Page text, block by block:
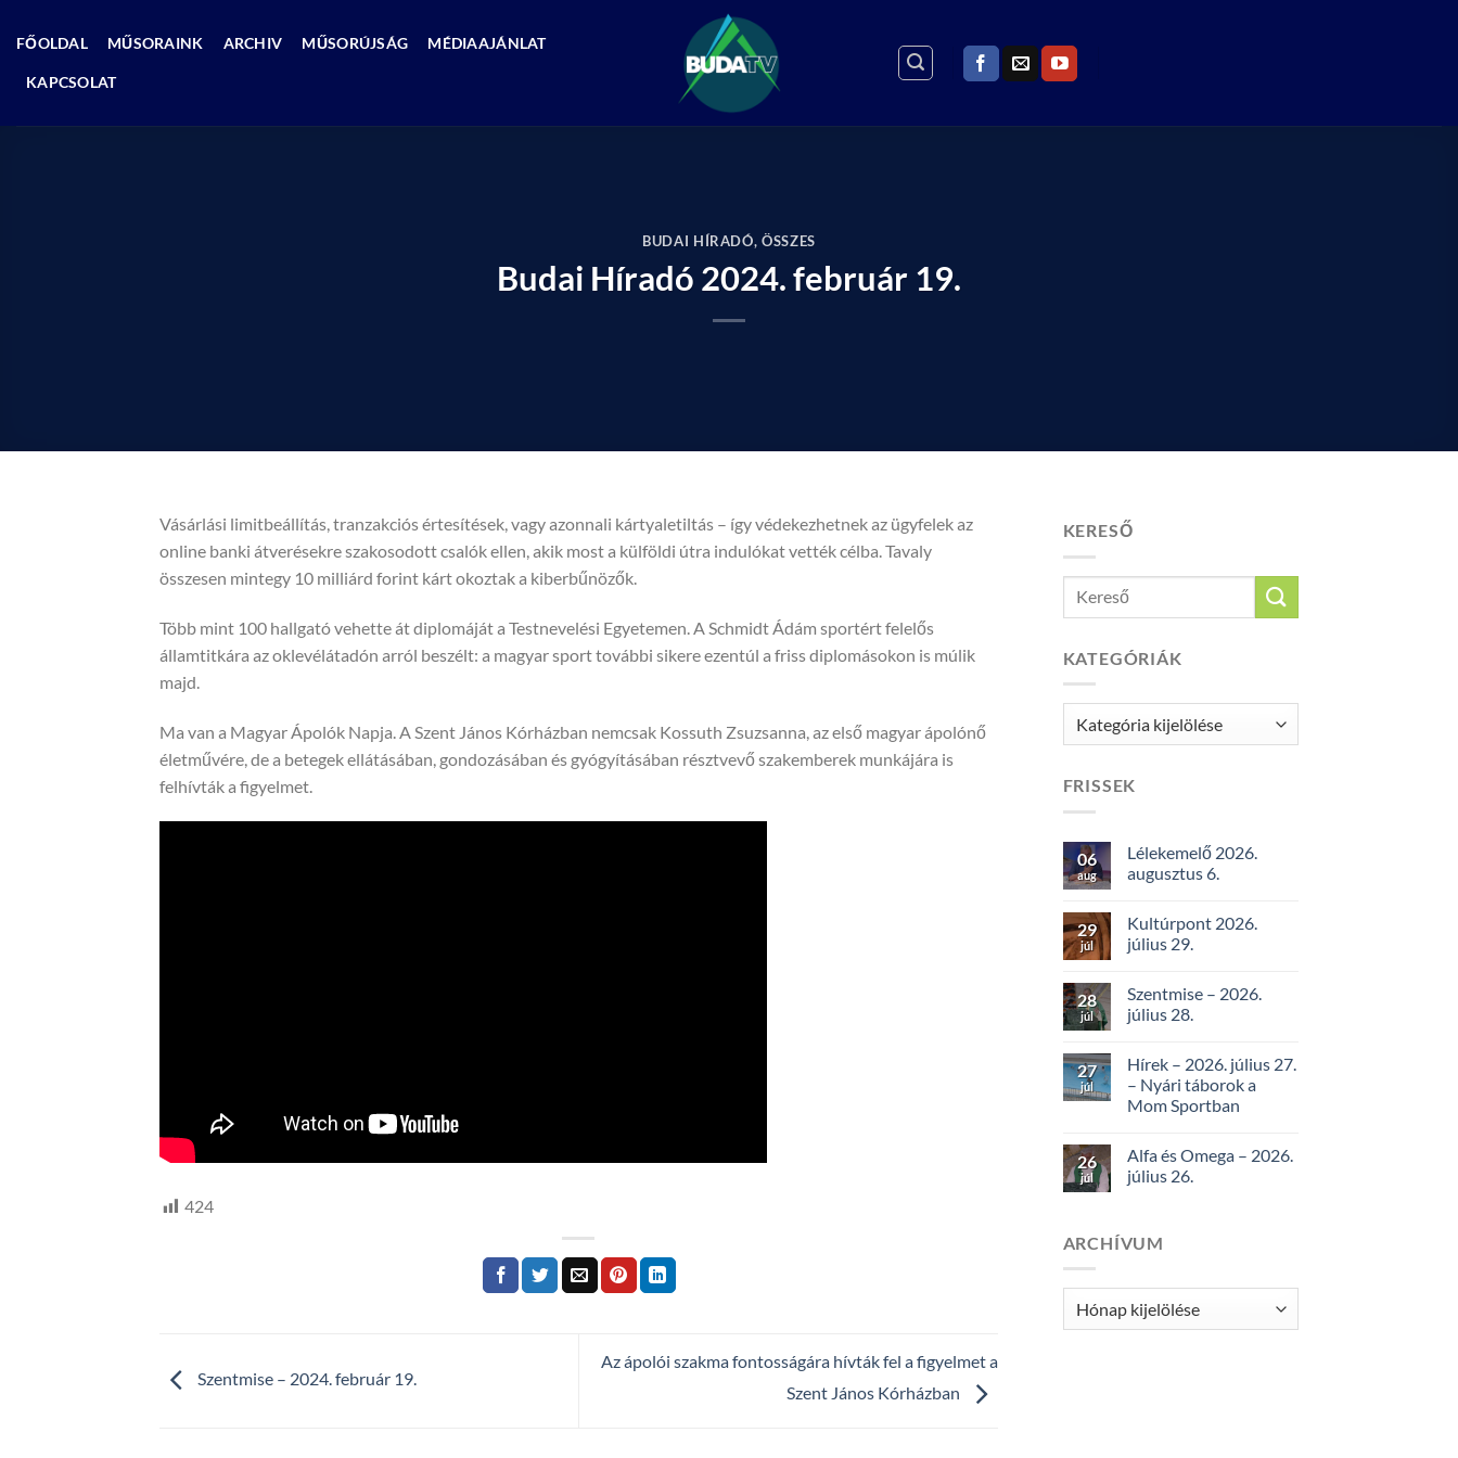
FŐOLDAL MŰSORAINK ARCHIV MŰSORÚJSÁG MÉDIAAJÁNLAT
KAPCSOLAT
BUDAI HÍRADÓ,ÖSSZES
Budai Híradó 2024. február 19.
Vásárlási limitbeállítás, tranzakciós értesítések, vagy azonnali kártyaletiltás – így védekezhetnek az ügyfelek az
online banki átverésekre szakosodott csalók ellen, akik most a külföldi útra indulókat vették célba. Tavaly
összesen mintegy 10 milliárd forint kárt okoztak a kiberbűnözők.
Több mint 100 hallgató vehette át diplomáját a Testnevelési Egyetemen. A Schmidt Ádám sportért felelős
államtitkára az oklevélátadón arról beszélt: a magyar sport további sikere ezentúl a friss diplomásokon is múlik
majd.
Ma van a Magyar Ápolók Napja. A Szent János Kórházban nemcsak Kossuth Zsuzsanna, az első magyar ápolónő
életművére, de a betegek ellátásában, gondozásában és gyógyításában résztvevő szakemberek munkájára is
felhívták a figyelmet.
424
Szentmise – 2024. február 19.
Az ápolói szakma fontosságára hívták fel a figyelmet a
Szent János Kórházban
KERESŐ
KATEGÓRIÁK
Kategóriák
FRISSEK
06
aug
Lélekemelő 2026.
augusztus 6.
29
júl
Kultúrpont 2026.
július 29.
28
júl
Szentmise – 2026.
július 28.
27
júl
Hírek – 2026. július 27.
– Nyári táborok a
Mom Sportban
26
júl
Alfa és Omega – 2026.
július 26.
ARCHÍVUM
Archívum